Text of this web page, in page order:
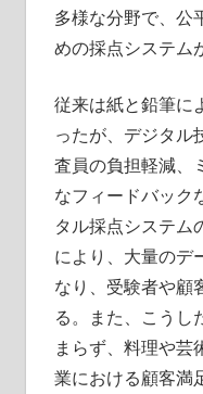
多様な分野で、公
めの採点システム
従来は紙と鉛筆に
ったが、デジタル
査員の負担軽減、
なフィードバック
タル採点システム
により、大量のデ
なり、受験者や顧
る。また、こうし
まらず、料理や芸
業における顧客満